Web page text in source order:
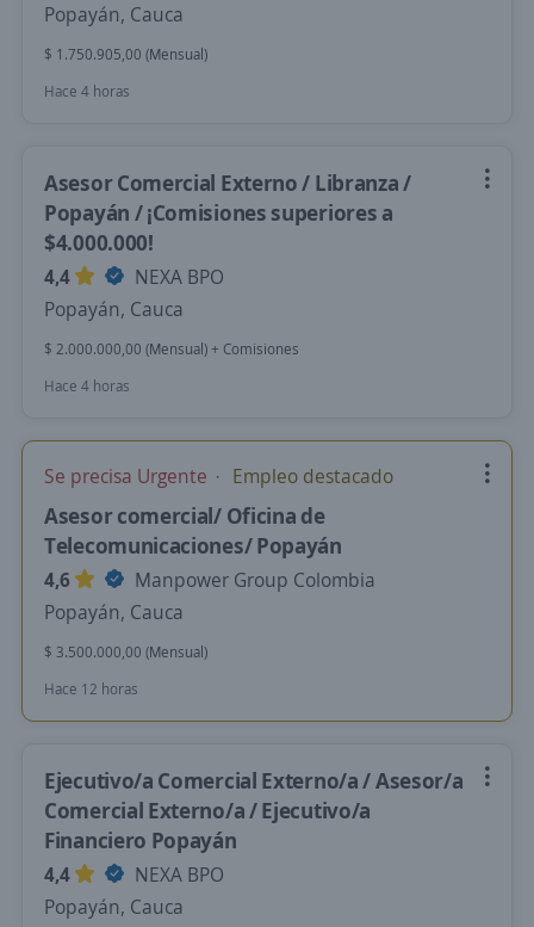
Popayán, Cauca
$ 1.750.905,00 (Mensual)
Hace 4 horas
Asesor Comercial Externo / Libranza /
Popayán / ¡Comisiones superiores a
$4.000.000!
4,4
NEXA BPO
Popayán, Cauca
$ 2.000.000,00 (Mensual) + Comisiones
Hace 4 horas
Se precisa Urgente Empleo destacado
Asesor comercial/ Oficina de
Telecomunicaciones/ Popayán
4,6
Manpower Group Colombia
Popayán, Cauca
$ 3.500.000,00 (Mensual)
Hace 12 horas
Ejecutivo/a Comercial Externo/a / Asesor/a
Comercial Externo/a / Ejecutivo/a
Financiero Popayán
4,4
NEXA BPO
Popayán, Cauca